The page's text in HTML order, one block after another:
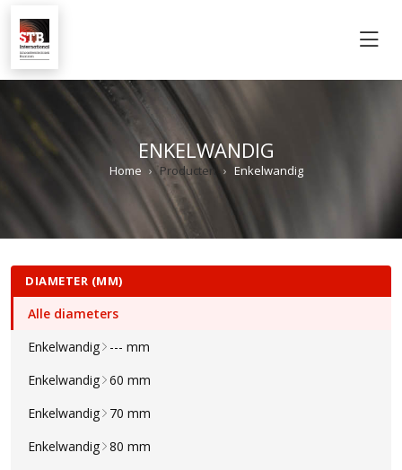
ENKELWANDIG
Home Producten Enkelwandig
DIAMETER (MM)
Alle diameters
Enkelwandig
--- mm
Enkelwandig 60 mm
Enkelwandig
70 mm
Enkelwandig 80 mm